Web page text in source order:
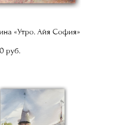
«Утро. Айя София»
pуб.